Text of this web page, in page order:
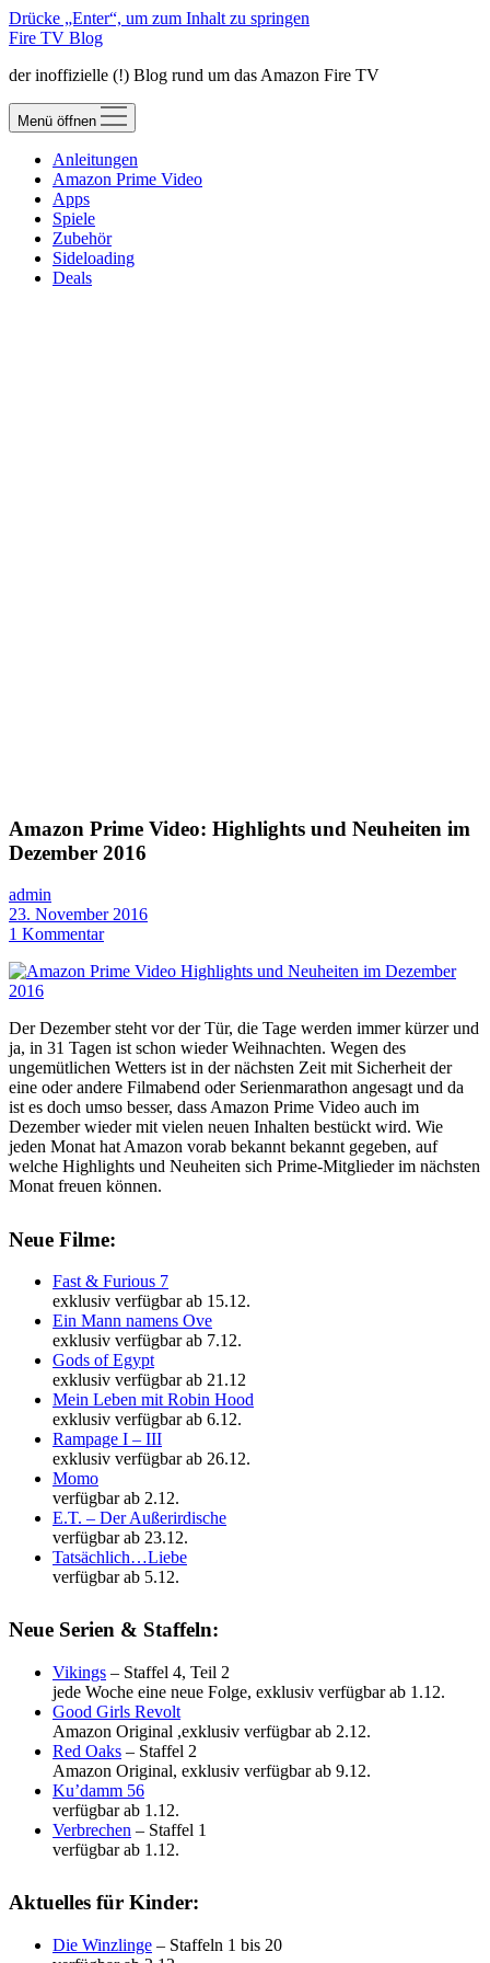
Drücke „Enter“, um zum Inhalt zu springen
Fire TV Blog
der inoffizielle (!) Blog rund um das Amazon Fire TV
Menü öffnen
Anleitungen
Amazon Prime Video
Apps
Spiele
Zubehör
Sideloading
Deals
Amazon Prime Video: Highlights und Neuheiten im
Dezember 2016
admin
23. November 2016
1 Kommentar
Der Dezember steht vor der Tür, die Tage werden immer kürzer und
ja, in 31 Tagen ist schon wieder Weihnachten. Wegen des
ungemütlichen Wetters ist in der nächsten Zeit mit Sicherheit der
eine oder andere Filmabend oder Serienmarathon angesagt und da
ist es doch umso besser, dass Amazon Prime Video auch im
Dezember wieder mit vielen neuen Inhalten bestückt wird. Wie
jeden Monat hat Amazon vorab bekannt bekannt gegeben, auf
welche Highlights und Neuheiten sich Prime-Mitglieder im nächsten
Monat freuen können.
Neue Filme:
Fast & Furious 7
exklusiv verfügbar ab 15.12.
Ein Mann namens Ove
exklusiv verfügbar ab 7.12.
Gods of Egypt
exklusiv verfügbar ab 21.12
Mein Leben mit Robin Hood
exklusiv verfügbar ab 6.12.
Rampage I – III
exklusiv verfügbar ab 26.12.
Momo
verfügbar ab 2.12.
E.T. – Der Außerirdische
verfügbar ab 23.12.
Tatsächlich…Liebe
verfügbar ab 5.12.
Neue Serien & Staffeln:
Vikings – Staffel 4, Teil 2
jede Woche eine neue Folge, exklusiv verfügbar ab 1.12.
Good Girls Revolt
Amazon Original ,exklusiv verfügbar ab 2.12.
Red Oaks – Staffel 2
Amazon Original, exklusiv verfügbar ab 9.12.
Ku’damm 56
verfügbar ab 1.12.
Verbrechen – Staffel 1
verfügbar ab 1.12.
Aktuelles für Kinder:
Die Winzlinge – Staffeln 1 bis 20